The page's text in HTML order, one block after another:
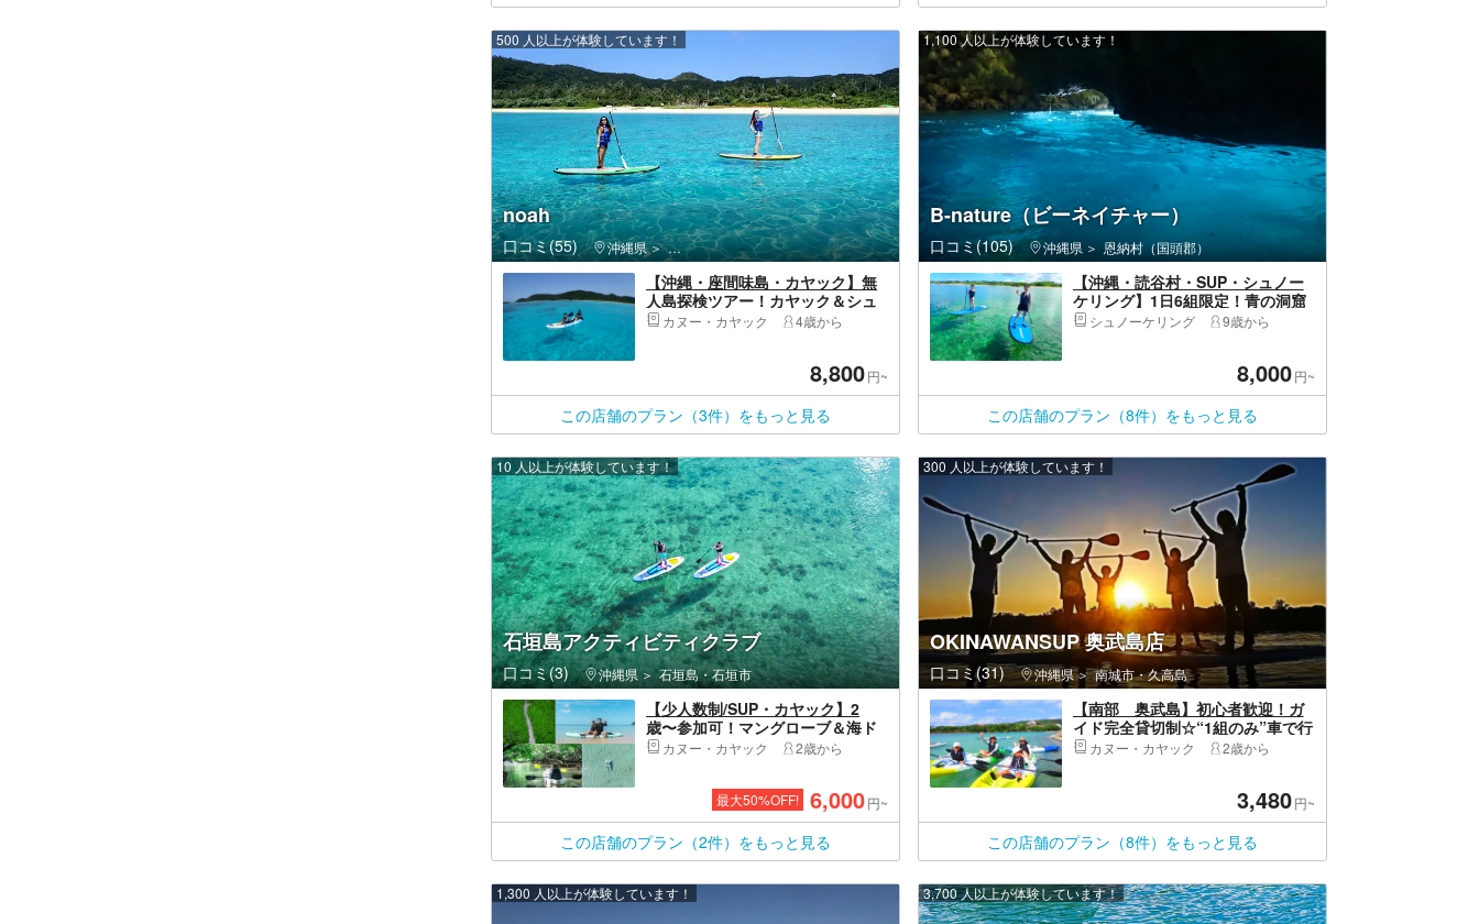
noah
口コミ(55) 沖縄県 座間味島・阿嘉島・座間味村（島尻郡）
500 人以上が体験しています！
【沖縄・座間味島・カヤック】無
人島探検ツアー！カヤック＆シュ
ノーケルを満喫（写真撮影付き）
カヌー・カヤック 4歳から
8,800円~
この店舗のプラン（3件）をもっと見る
B-nature（ビーネイチャー）
口コミ(105) 沖縄県 恩納村（国頭郡）
1,100 人以上が体験しています！
【沖縄・読谷村・SUP・シュノー
ケリング】1日6組限定！青の洞窟
シュノーケル＆SUP体験ツアー
シュノーケリング 9歳から
8,000円~
この店舗のプラン（8件）をもっと見る
石垣島アクティビティクラブ
口コミ(3) 沖縄県 石垣島・石垣市
10 人以上が体験しています！
【少人数制/SUP・カヤック】2
歳〜参加可！マングローブ＆海ド
ローン・一眼レフ撮影付！『上陸
カメラマン案内
カヌー・カヤック 2歳から
最大50%OFF! 6,000円~
この店舗のプラン（2件）をもっと見る
OKINAWANSUP 奥武島店
口コミ(31) 沖縄県 南城市・久高島
300 人以上が体験しています！
【南部 奥武島】初心者歓迎！ガ
イド完全貸切制☆“1組のみ”車で行
ける離島でカヤック体験ツアー★
カヌー・カヤック 2歳から
3,480円~
この店舗のプラン（8件）をもっと見る
1,300 人以上が体験しています！ 3,700 人以上が体験しています！